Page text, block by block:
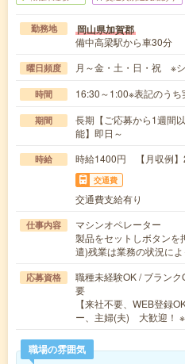
勤務地 岡山県加賀郡
備中高梁駅から車30分
曜日頻度 月～金・土・日・祝 ※
時間 16:30～1:00※表記のうち
期間
長期【ご応募から1週間
能】即日～
時給 時給1400円 【月収例】
交通費
交通費支給有り
仕事内容
マシンオペレーター
製品をセットしボタンを
遣)残業は業務の状況に
応募資格
職種未経験OK / ブラン
要
【来社不要、WEB登録
ー、主婦(夫) 大歓迎！
職場の雰囲気